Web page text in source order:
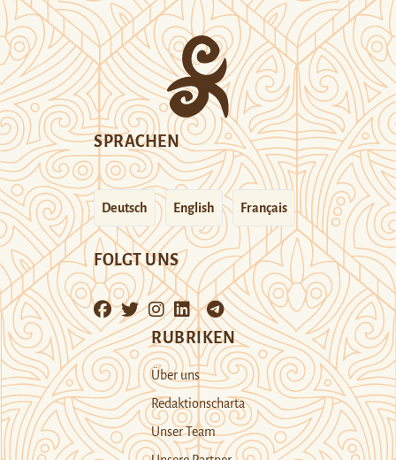
SPRACHEN
Deutsch English Français
FOLGT UNS
RUBRIKEN
Über uns
Redaktionscharta
Unser Team